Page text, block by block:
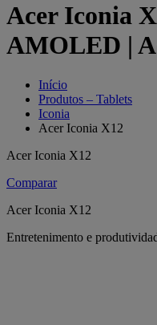
Acer Iconia
AMOLED |
Início
Produtos – Tablets
Iconia
Acer Iconia X12
Acer Iconia X12
Comparar
Acer Iconia X12
Entretenimento e